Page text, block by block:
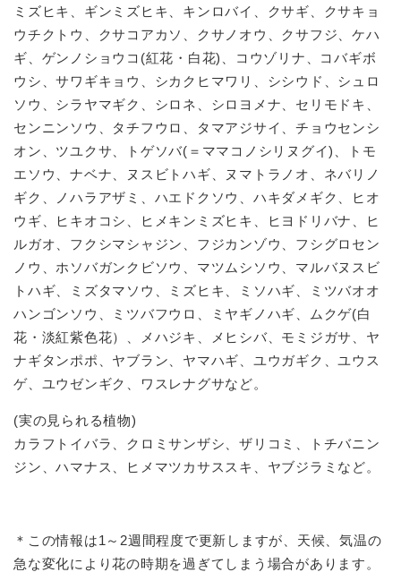
ミズヒキ、ギンミズヒキ、キンロバイ、クサギ、クサキョ
ウチクトウ、クサコアカソ、クサノオウ、クサフジ、ケハ
ギ、ゲンノショウコ(紅花・白花)、コウゾリナ、コバギボ
ウシ、サワギキョウ、シカクヒマワリ、シシウド、シュロ
ソウ、シラヤマギク、シロネ、シロヨメナ、セリモドキ、
センニンソウ、タチフウロ、タマアジサイ、チョウセンシ
オン、ツユクサ、トゲソバ(＝ママコノシリヌグイ)、トモ
エソウ、ナベナ、ヌスビトハギ、ヌマトラノオ、ネバリノ
ギク、ノハラアザミ、ハエドクソウ、ハキダメギク、ヒオ
ウギ、ヒキオコシ、ヒメキンミズヒキ、ヒヨドリバナ、ヒ
ルガオ、フクシマシャジン、フジカンゾウ、フシグロセン
ノウ、ホソバガンクビソウ、マツムシソウ、マルバヌスビ
トハギ、ミズタマソウ、ミズヒキ、ミソハギ、ミツバオオ
ハンゴンソウ、ミツバフウロ、ミヤギノハギ、ムクゲ(白
花・淡紅紫色花）、メハジキ、メヒシバ、モミジガサ、ヤ
ナギタンポポ、ヤブラン、ヤマハギ、ユウガギク、ユウス
ゲ、ユウゼンギク、ワスレナグサなど。
(実の見られる植物)
カラフトイバラ、クロミサンザシ、ザリコミ、トチバニン
ジン、ハマナス、ヒメマツカサススキ、ヤブジラミなど。
＊この情報は1～2週間程度で更新しますが、天候、気温の
急な変化により花の時期を過ぎてしまう場合があります。